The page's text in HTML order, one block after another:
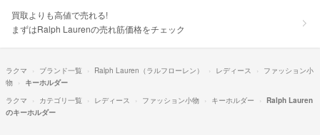
買取よりも高値で売れる!
まずはRalph Laurenの売れ筋価格をチェック
ラクマ ブランド一覧 Ralph Lauren（ラルフローレン） レディース
ファッション小
物
キーホルダー
ラクマ
カテゴリ一覧 レディース ファッション小物 キーホルダー
Ralph Lauren
のキーホルダー